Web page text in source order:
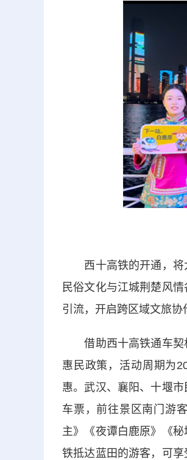
西十高铁的开通，将
民俗文化与江城荆楚风
引流，开启跨区域文旅协
借助西十高铁通车契
惠民政策，活动周期为
惠。武汉、襄阳、十堰
车票，前往景区南门游
主》《夜谭白鹿原》《
铁抵达蓝田的游客，可